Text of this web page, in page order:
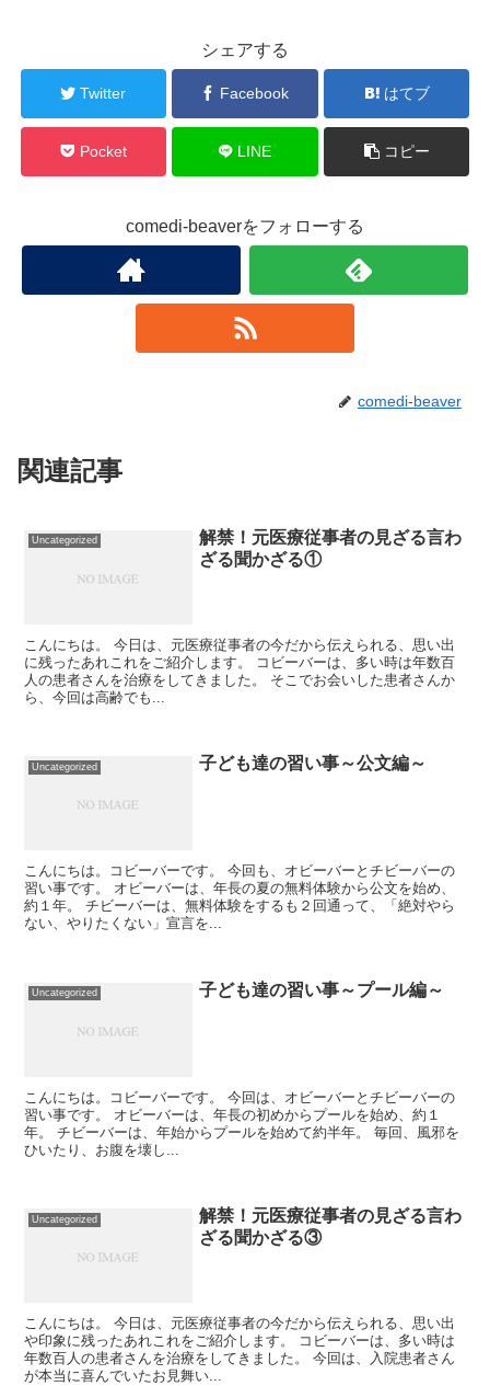
シェアする
Twitter Facebook はてブ
Pocket LINE コピー
comedi-beaverをフォローする
comedi-beaver
関連記事
Uncategorized
解禁！元医療従事者の見ざる言わ
ざる聞かざる①
こんにちは。 今日は、元医療従事者の今だから伝えられる、思い出
に残ったあれこれをご紹介します。 コビーバーは、多い時は年数百
人の患者さんを治療をしてきました。 そこでお会いした患者さんか
ら、今回は高齢でも...
Uncategorized 子ども達の習い事～公文編～
こんにちは。コビーバーです。 今回も、オビーバーとチビーバーの
習い事です。 オビーバーは、年長の夏の無料体験から公文を始め、
約１年。 チビーバーは、無料体験をするも２回通って、「絶対やら
ない、やりたくない」宣言を...
Uncategorized 子ども達の習い事～プール編～
こんにちは。コビーバーです。 今回は、オビーバーとチビーバーの
習い事です。 オビーバーは、年長の初めからプールを始め、約１
年。 チビーバーは、年始からプールを始めて約半年。 毎回、風邪を
ひいたり、お腹を壊し...
Uncategorized
解禁！元医療従事者の見ざる言わ
ざる聞かざる③
こんにちは。 今日は、元医療従事者の今だから伝えられる、思い出
や印象に残ったあれこれをご紹介します。 コビーバーは、多い時は
年数百人の患者さんを治療をしてきました。 今回は、入院患者さん
が本当に喜んでいたお見舞い...